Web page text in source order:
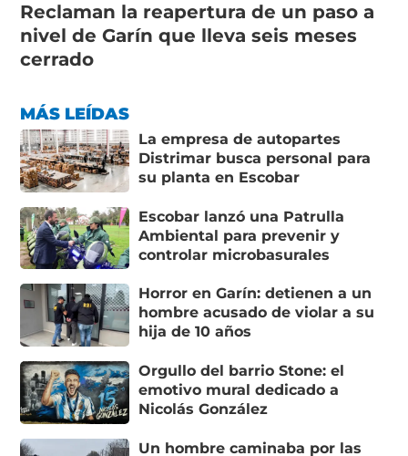
Reclaman la reapertura de un paso a
nivel de Garín que lleva seis meses
cerrado
MÁS LEÍDAS
La empresa de autopartes
Distrimar busca personal para
su planta en Escobar
Escobar lanzó una Patrulla
Ambiental para prevenir y
controlar microbasurales
Horror en Garín: detienen a un
hombre acusado de violar a su
hija de 10 años
Orgullo del barrio Stone: el
emotivo mural dedicado a
Nicolás González
Un hombre caminaba por las